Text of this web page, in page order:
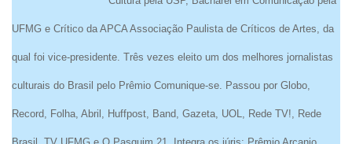
UFMG e Crítico da APCA Associação Paulista de Críticos de Artes, da
qual foi vice-presidente. Três vezes eleito um dos melhores jornalistas
culturais do Brasil pelo Prêmio Comunique-se. Passou por Globo,
Record, Folha, Abril, Huffpost, Band, Gazeta, UOL, Rede TV!, Rede